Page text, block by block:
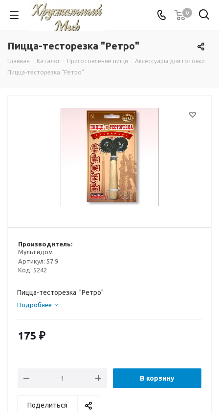
0
Пицца-тесторезка "Ретро"
Главная - Каталог - Приготовление пищи - Аксессуары для готовки -
Пицца-тесторезка "Ретро"
Производитель:
Мультидом
Артикул: 57.9
Код: 5242
Пицца-тесторезка "Ретро"
Подробнее
175 ₽
В корзину
Поделиться